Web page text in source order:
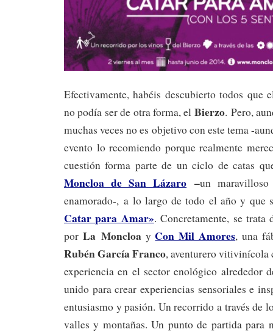
Efectivamente, habéis descubierto todos que
no podía ser de otra forma, el Bierzo. Pero,
muchas veces no es objetivo con este tema -
evento lo recomiendo porque realmente
cuestión forma parte de un ciclo de catas
Moncloa de San Lázaro –un
enamorado-, a lo largo de todo el año y que
Catar para Amar». Concretamente, se trata
por La Moncloa y Con Mil Amores, una
Rubén García Franco, aventurero vitivinícola
experiencia en el sector enológico alrededor
unido para crear experiencias sensoriales e
entusiasmo y pasión. Un recorrido a través de
valles y montañas. Un punto de partida para